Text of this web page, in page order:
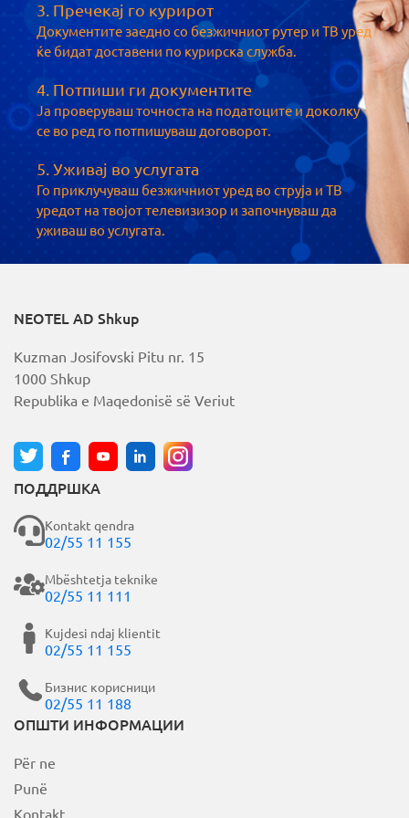
3. Пречекај го курирот
Документите заедно со безжичниот рутер и ТВ уред
ќе бидат доставени по курирска служба.
4. Потпиши ги документите
Ја проверуваш точноста на податоците и доколку
се во ред го потпишуваш договорот.​
5. Уживај во услугата
Го приклучуваш безжичниот уред во струја и ТВ
уредот на твојот телевизизор и започнуваш да
уживаш во услугата.
NEOTEL AD Shkup
Kuzman Josifovski Pitu nr. 15
1000 Shkup
Republika e Maqedonisë së Veriut
ПОДДРШКА
Kontakt qendra
02/55 11 155
Mbështetja teknike
02/55 11 111
Kujdesi ndaj klientit
02/55 11 155
Бизнис корисници
02/55 11 188
ОПШТИ ИНФОРМАЦИИ
Për ne
Punë
Kontakt